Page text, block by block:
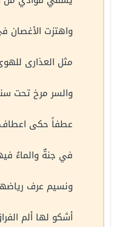
واهتزت الأغصان
مثل العذارى
والسر مرخ تحت
عطفاً حكى اعطاف
في جنةٌ والماءُ
ونسيم عرف
أشكو لها ألم